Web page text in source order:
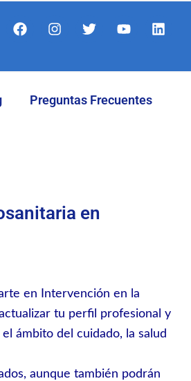
F
a
I
n
r
T
w
r
Y
o
e
L
i
Preguntas Frecuentes
en
en Intervención en la
tu perfil profesional y
ámbito del cuidado, la salud
aunque también podrán